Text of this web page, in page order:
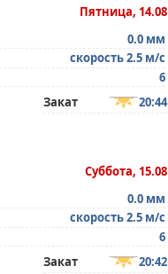
Пятница, 14.08
0.0 мм
скорость 2.5 м/с
6
Закат 20:44
Суббота, 15.08
0.0 мм
скорость 2.5 м/с
6
Закат 20:42